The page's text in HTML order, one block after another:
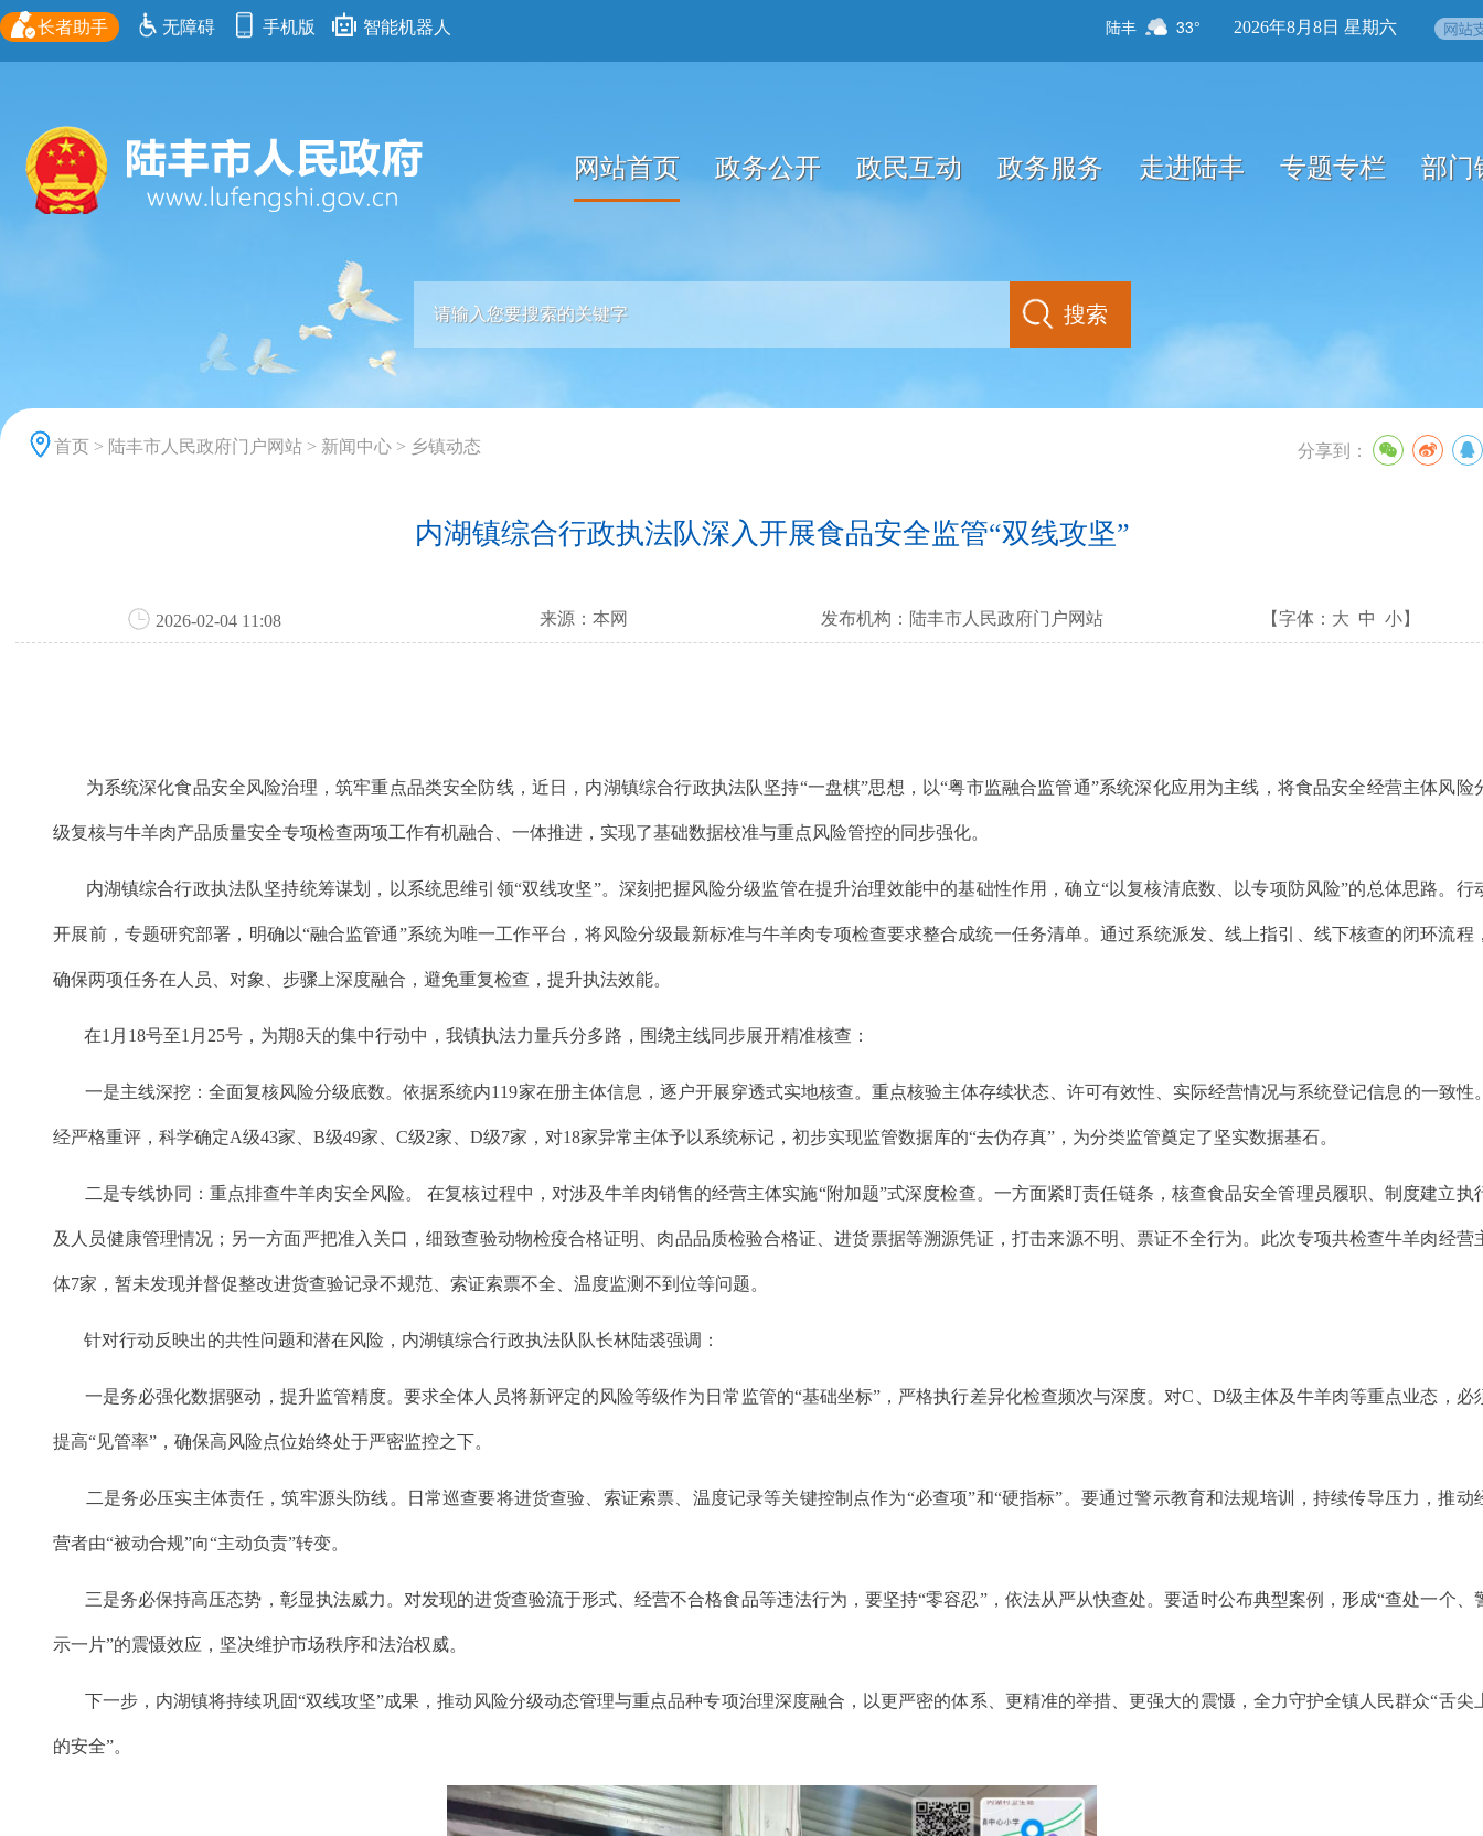
长者助手 无障碍 手机版 智能机器人 陆丰 33° 2026年8月8日 星期六
网站首页 政务公开 政民互动 政务服务 走进陆丰 专题专栏 部门
首页 > 陆丰市人民政府门户网站 > 新闻中心 > 乡镇动态 分享到：
内湖镇综合行政执法队深入开展食品安全监管“双线攻坚”
2026-02-04 11:08 来源： 本网 发布机构： 陆丰市人民政府门户网站 【字体： 大 中 小】
为系统深化食品安全风险治理，筑牢重点品类安全防线，近日，内湖镇综合行政执法队坚持“一盘棋”思想，以“粤市监融合监管通”系统深化应用为主线，将食品安全经营主体风险
级复核与牛羊肉产品质量安全专项检查两项工作有机融合、一体推进，实现了基础数据校准与重点风险管控的同步强化。
内湖镇综合行政执法队坚持统筹谋划，以系统思维引领“双线攻坚”。深刻把握风险分级监管在提升治理效能中的基础性作用，确立“以复核清底数、以专项防风险”的总体思路。行
开展前，专题研究部署，明确以“融合监管通”系统为唯一工作平台，将风险分级最新标准与牛羊肉专项检查要求整合成统一任务清单。通过系统派发、线上指引、线下核查的闭环流程
确保两项任务在人员、对象、步骤上深度融合，避免重复检查，提升执法效能。
在1月18号至1月25号，为期8天的集中行动中，我镇执法力量兵分多路，围绕主线同步展开精准核查：
一是主线深挖：全面复核风险分级底数。依据系统内119家在册主体信息，逐户开展穿透式实地核查。重点核验主体存续状态、许可有效性、实际经营情况与系统登记信息的一致性
经严格重评，科学确定A级43家、B级49家、C级2家、D级7家，对18家异常主体予以系统标记，初步实现监管数据库的“去伪存真”，为分类监管奠定了坚实数据基石。
二是专线协同：重点排查牛羊肉安全风险。 在复核过程中，对涉及牛羊肉销售的经营主体实施“附加题”式深度检查。一方面紧盯责任链条，核查食品安全管理员履职、制度建立执
及人员健康管理情况；另一方面严把准入关口，细致查验动物检疫合格证明、肉品品质检验合格证、进货票据等溯源凭证，打击来源不明、票证不全行为。此次专项共检查牛羊肉经营
体7家，暂未发现并督促整改进货查验记录不规范、索证索票不全、温度监测不到位等问题。
针对行动反映出的共性问题和潜在风险，内湖镇综合行政执法队队长林陆裘强调：
一是务必强化数据驱动，提升监管精度。要求全体人员将新评定的风险等级作为日常监管的“基础坐标”，严格执行差异化检查频次与深度。对C、D级主体及牛羊肉等重点业态，必
提高“见管率”，确保高风险点位始终处于严密监控之下。
二是务必压实主体责任，筑牢源头防线。日常巡查要将进货查验、索证索票、温度记录等关键控制点作为“必查项”和“硬指标”。要通过警示教育和法规培训，持续传导压力，推动
营者由“被动合规”向“主动负责”转变。
三是务必保持高压态势，彰显执法威力。对发现的进货查验流于形式、经营不合格食品等违法行为，要坚持“零容忍”，依法从严从快查处。要适时公布典型案例，形成“查处一个、
示一片”的震慑效应，坚决维护市场秩序和法治权威。
下一步，内湖镇将持续巩固“双线攻坚”成果，推动风险分级动态管理与重点品种专项治理深度融合，以更严密的体系、更精准的举措、更强大的震慑，全力守护全镇人民群众“舌尖
的安全”。